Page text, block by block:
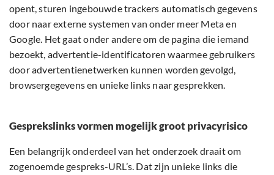
opent, sturen ingebouwde trackers automatisch gegevens
door naar externe systemen van onder meer Meta en
Google. Het gaat onder andere om de pagina die iemand
bezoekt, advertentie-identificatoren waarmee gebruikers
door advertentienetwerken kunnen worden gevolgd,
browsergegevens en unieke links naar gesprekken.
Gesprekslinks vormen mogelijk groot privacyrisico
Een belangrijk onderdeel van het onderzoek draait om
zogenoemde gespreks-URL’s. Dat zijn unieke links die